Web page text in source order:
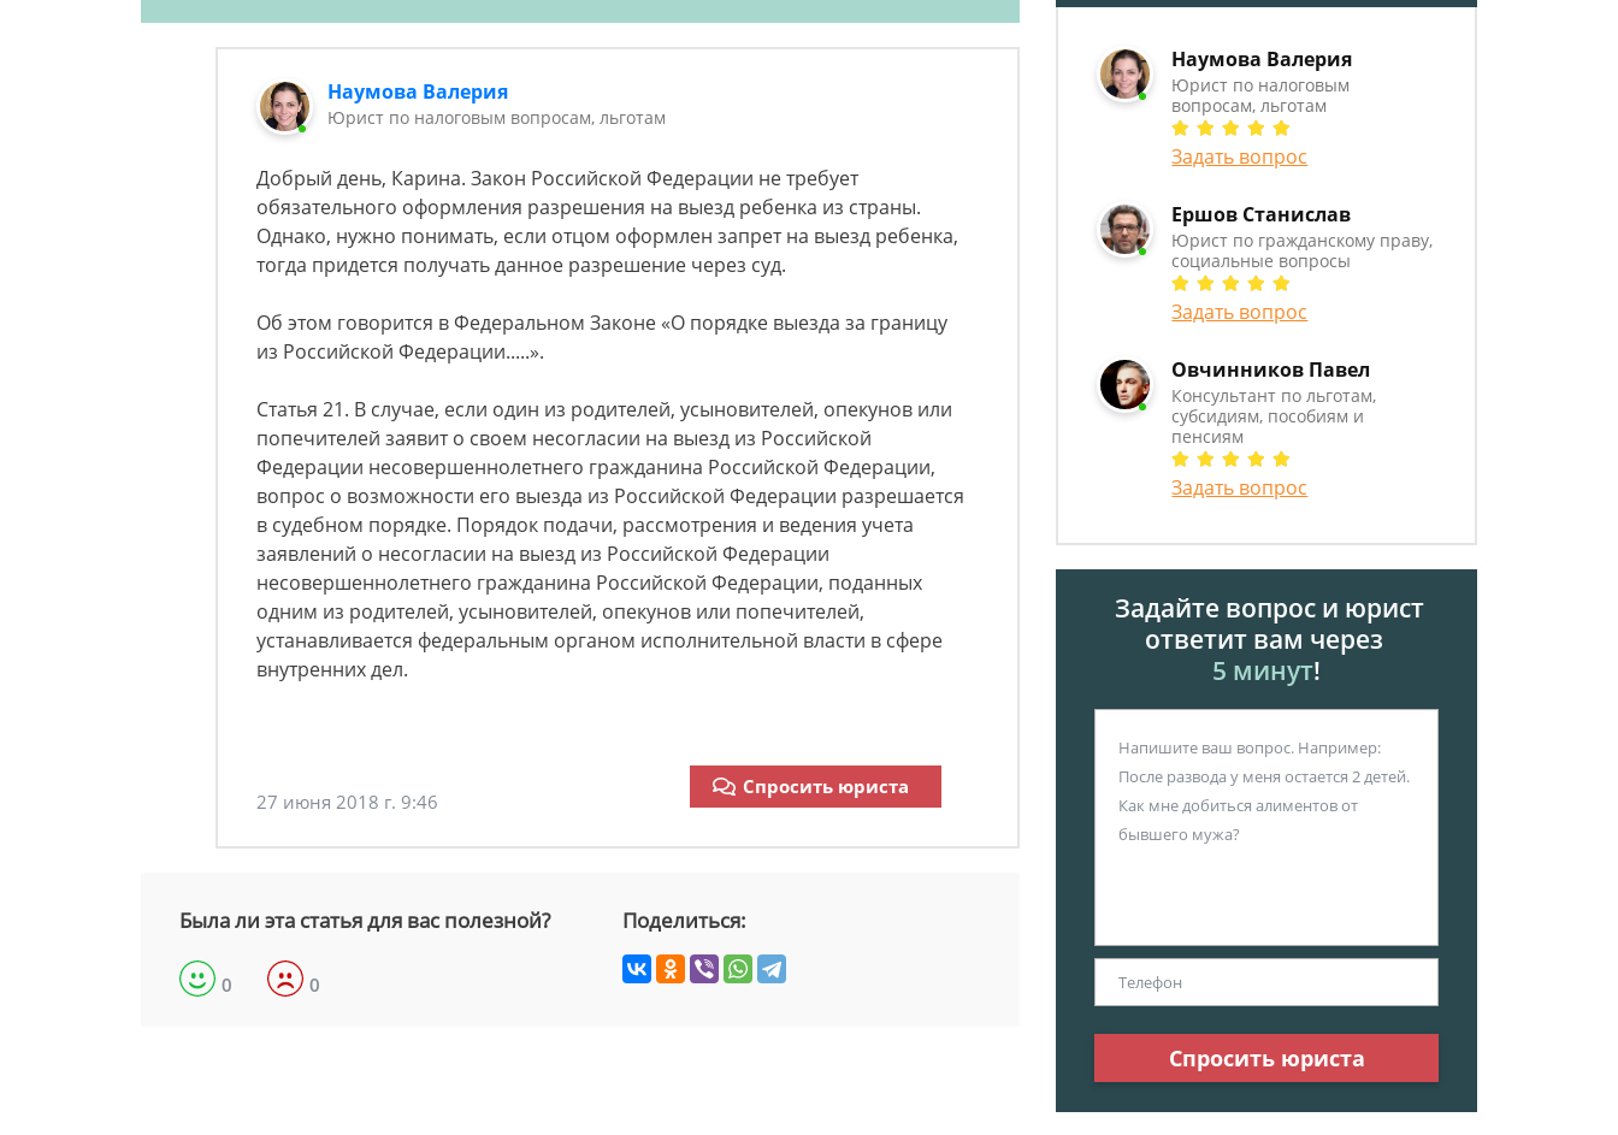
Наумова Валерия
Юрист по налоговым вопросам, льготам
Добрый день, Карина. Закон Российской Федерации не требует
обязательного оформления разрешения на выезд ребенка из страны.
Однако, нужно понимать, если отцом оформлен запрет на выезд ребенка,
тогда придется получать данное разрешение через суд.
Об этом говорится в Федеральном Законе «О порядке выезда за границу
из Российской Федерации.....».
Статья 21. В случае, если один из родителей, усыновителей, опекунов или
попечителей заявит о своем несогласии на выезд из Российской
Федерации несовершеннолетнего гражданина Российской Федерации,
вопрос о возможности его выезда из Российской Федерации разрешается
в судебном порядке. Порядок подачи, рассмотрения и ведения учета
заявлений о несогласии на выезд из Российской Федерации
несовершеннолетнего гражданина Российской Федерации, поданных
одним из родителей, усыновителей, опекунов или попечителей,
устанавливается федеральным органом исполнительной власти в сфере
внутренних дел.
27 июня 2018 г. 9:46
Спросить юриста
Была ли эта статья для вас полезной?
0 0
Поделиться:
Наумова Валерия
Юрист по налоговым
вопросам, льготам
Задать вопрос
Ершов Станислав
Юрист по гражданскому праву,
социальные вопросы
Задать вопрос
Овчинников Павел
Консультант по льготам,
субсидиям, пособиям и
пенсиям
Задать вопрос
Задайте вопрос и юрист
ответит вам через
5 минут!
Спросить юриста